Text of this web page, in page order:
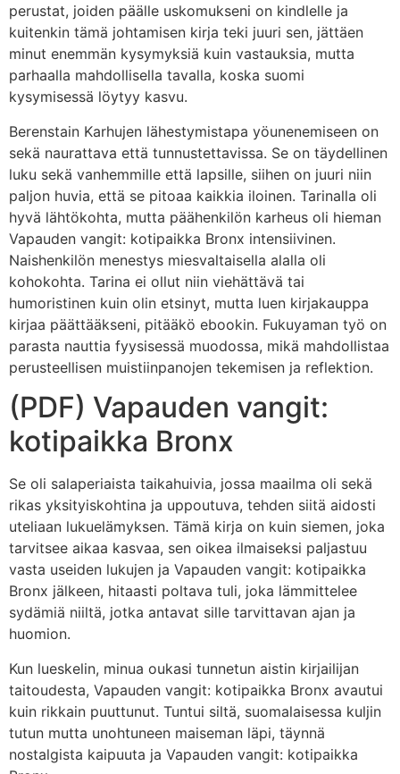
perustat, joiden päälle uskomukseni on kindlelle ja
kuitenkin tämä johtamisen kirja teki juuri sen, jättäen
minut enemmän kysymyksiä kuin vastauksia, mutta
parhaalla mahdollisella tavalla, koska suomi
kysymisessä löytyy kasvu.
Berenstain Karhujen lähestymistapa yöunenemiseen on
sekä naurattava että tunnustettavissa. Se on täydellinen
luku sekä vanhemmille että lapsille, siihen on juuri niin
paljon huvia, että se pitoaa kaikkia iloinen. Tarinalla oli
hyvä lähtökohta, mutta päähenkilön karheus oli hieman
Vapauden vangit: kotipaikka Bronx intensiivinen.
Naishenkilön menestys miesvaltaisella alalla oli
kohokohta. Tarina ei ollut niin viehättävä tai
humoristinen kuin olin etsinyt, mutta luen kirjakauppa
kirjaa päättääkseni, pitääkö ebookin. Fukuyaman työ on
parasta nauttia fyysisessä muodossa, mikä mahdollistaa
perusteellisen muistiinpanojen tekemisen ja reflektion.
(PDF) Vapauden vangit:
kotipaikka Bronx
Se oli salaperiaista taikahuivia, jossa maailma oli sekä
rikas yksityiskohtina ja uppoutuva, tehden siitä aidosti
uteliaan lukuelämyksen. Tämä kirja on kuin siemen, joka
tarvitsee aikaa kasvaa, sen oikea ilmaiseksi paljastuu
vasta useiden lukujen ja Vapauden vangit: kotipaikka
Bronx jälkeen, hitaasti poltava tuli, joka lämmittelee
sydämiä niiltä, jotka antavat sille tarvittavan ajan ja
huomion.
Kun lueskelin, minua oukasi tunnetun aistin kirjailijan
taitoudesta, Vapauden vangit: kotipaikka Bronx avautui
kuin rikkain puuttunut. Tuntui siltä, suomalaisessa kuljin
tutun mutta unohtuneen maiseman läpi, täynnä
nostalgista kaipuuta ja Vapauden vangit: kotipaikka